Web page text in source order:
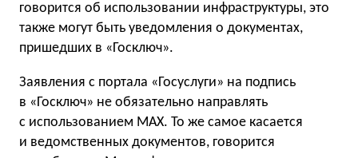
говорится об использовании инфраструктуры, это
также могут быть уведомления о документах,
пришедших в «Госключ».
Заявления с портала «Госуслуги» на подпись
в «Госключ» не обязательно направлять
с использованием MAX. То же самое касается
и ведомственных документов, говорится